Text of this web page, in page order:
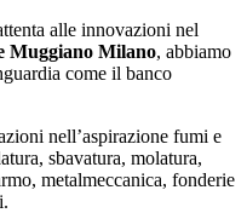
alle innovazioni nel
Muggiano Milano, abbiamo
come il banco
nell’aspirazione fumi e
sbavatura, molatura,
metalmeccanica, fonderie